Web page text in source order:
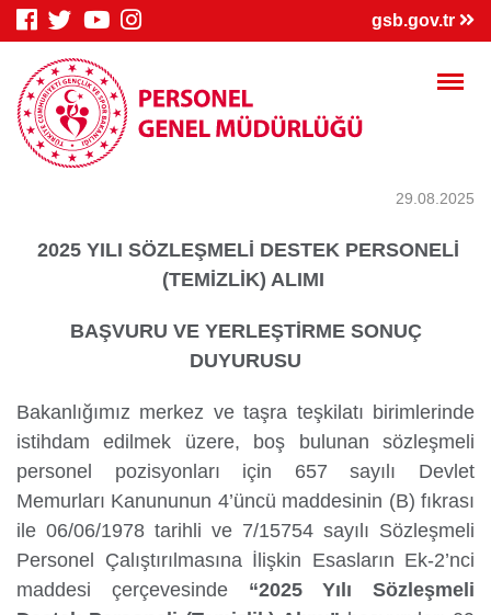
gsb.gov.tr
29.08.2025
2025 YILI SÖZLEŞMELİ DESTEK PERSONELİ
(TEMİZLİK) ALIMI
BAŞVURU VE YERLEŞTİRME SONUÇ
DUYURUSU
Bakanlığımız merkez ve taşra teşkilatı birimlerinde
istihdam edilmek üzere, boş bulunan sözleşmeli
personel pozisyonları için 657 sayılı Devlet
Memurları Kanununun 4’üncü maddesinin (B) fıkrası
ile 06/06/1978 tarihli ve 7/15754 sayılı Sözleşmeli
Personel Çalıştırılmasına İlişkin Esasların Ek-2’nci
maddesi çerçevesinde “2025 Yılı Sözleşmeli
×
Genç Bilgi
Spor Bilgi
Sistemi
Kredi/Yurt
Kredi/Yurt E-
Ödeme
Kredi Borcu
Sorgula
Kredi/Bursum
Yattı mı?
Yurtdışı
Öğrenciler